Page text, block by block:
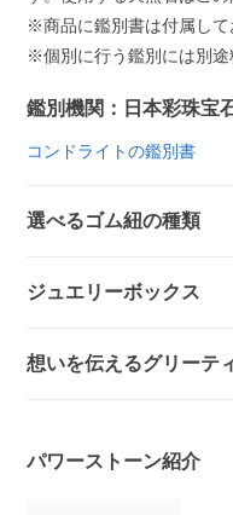
※商品に鑑別書は付属して
※個別に行う鑑別には別途
鑑別機関：日本彩珠宝
コンドライトの鑑別書
選べるゴム紐の種類
ジュエリーボックス
想いを伝えるグリーテ
パワーストーン紹介